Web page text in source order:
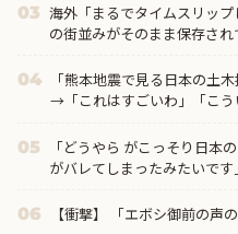
03 海外「まるでタイムスリッ
の街並みがそのまま保存さ
04
「熊本地震で見る日本の土
→「これはすごいわ」「こ
05
「どうやら がこっそり日本
がバレてしまったみたいです」
06 【衝撃】 「エボシ御前